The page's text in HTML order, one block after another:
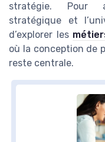
stratégie. Pour
stratégique et
d’explorer les
où la conception de
reste centrale.